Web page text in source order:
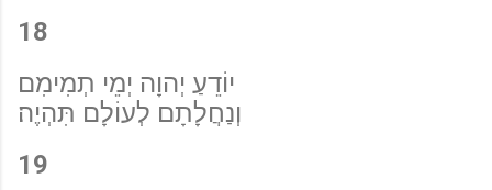
18
יוֹדֵעַ יְהוָה יְמֵי תְמִימִם
וְנַחֲלָתָם לְעוֹלָם תִּהְיֶה׃
19